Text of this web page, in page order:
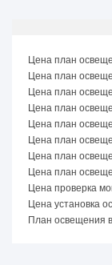
Цена план
Цена план
Цена план
Цена план
Цена план
Цена план
Цена план
Цена план
Цена проверка
Цена установка
План освещения